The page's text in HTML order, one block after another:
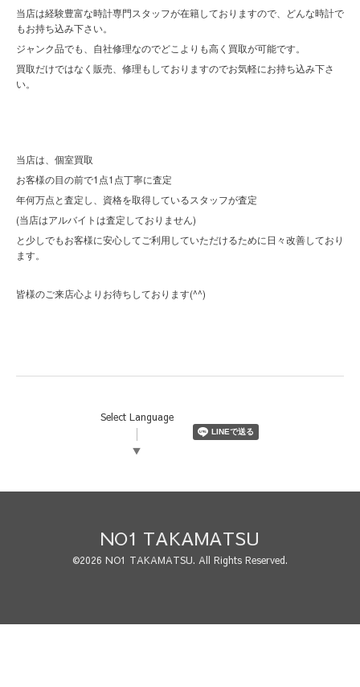
当店は経験豊富な時計専門スタッフが在籍しておりますので、どんな時計で
もお持ち込み下さい。
ジャンク品でも、自社修理なのでどこよりも高く買取が可能です。
買取だけではなく販売、修理もしておりますのでお気軽にお持ち込み下さ
い。
当店は、個室買取
お客様の目の前で1点1点丁寧に査定
年何万点と査定し、資格を取得しているスタッフが査定
(当店はアルバイトは査定しておりません)
と少しでもお客様に安心してご利用していただけるために日々改善しており
ます。
皆様のご来店心よりお待ちしております(^^)
Select Language
▼
NO1 TAKAMATSU
©2026 NO1 TAKAMATSU. All Rights Reserved.